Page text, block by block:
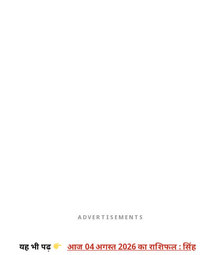
ADVERTISEMENTS
यह भी पढ़ें
आज 04 अगस्त 2026 का राशिफल : सिंह